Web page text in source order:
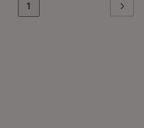
Zur letzten Seite
1 Weiter